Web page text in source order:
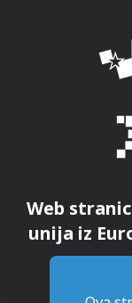
Web
unija iz